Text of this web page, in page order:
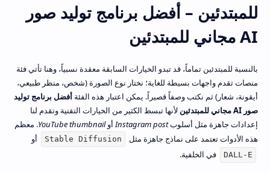
للمبتدئين – أفضل برنامج توليد صور
AI مجاني للمبتدئين
بالنسبة للمبتدئين تماماً، قد تبدو الخيارات السابقة معقدة نسبياً، وهنا تأتي فئة
منصات تقدم واجهات بسيطة للغاية؛ نختار نوع الصورة (شخص، منظر طبيعي،
أيقونة، شعار) ثم نكتب وصفاً قصيراً. يمكن اعتبار هذه الفئة أفضل برنامج توليد
صور AI مجاني للمبتدئين
لأنها تبسط الكثير من الخيارات التقنية وتقدم لنا
إعدادات جاهزة مثل أسلوبInstagram postأوYouTube thumbnail. معظم
هذه الأدوات تعتمد على نماذج جاهزة مثل
Stable Diffusion أو
DALL-E في الخلفية.